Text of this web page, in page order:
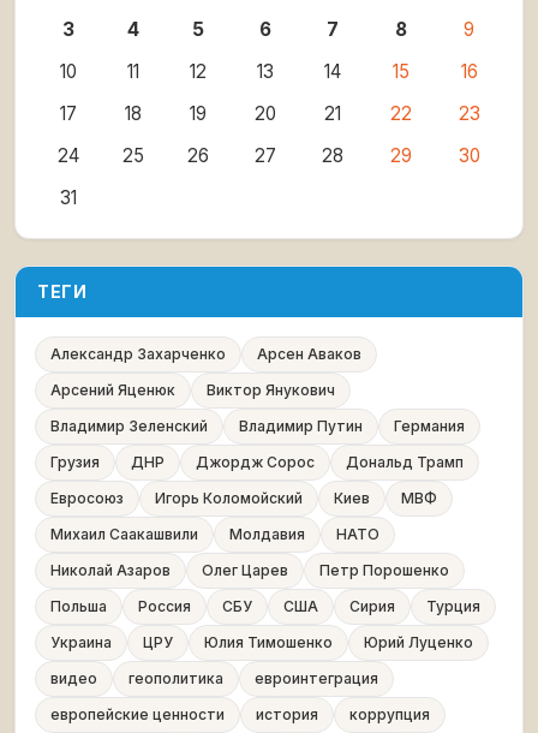
3
4 5 6 7 8
9
10
11 12 13 14 15
16
17
18 19 20 21 22
23
24
25 26 27 28 29
30
31
ТЕГИ
Александр Захарченко
Арсен Аваков
Арсений Яценюк
Виктор Янукович
Владимир Зеленский
Владимир Путин
Германия
Грузия
ДНР Джордж Сорос
Дональд Трамп
Евросоюз
Игорь Коломойский Киев
МВФ
Михаил Саакашвили
Молдавия
НАТО
Николай Азаров
Олег Царев
Петр Порошенко
Польша
Россия СБУ США Сирия
Турция
Украина
ЦРУ Юлия Тимошенко
Юрий Луценко
видео
геополитика
евроинтеграция
европейские ценности
история
коррупция